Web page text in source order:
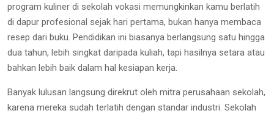
program kuliner di sekolah vokasi memungkinkan kamu berlatih
di dapur profesional sejak hari pertama, bukan hanya membaca
resep dari buku. Pendidikan ini biasanya berlangsung satu hingga
dua tahun, lebih singkat daripada kuliah, tapi hasilnya setara atau
bahkan lebih baik dalam hal kesiapan kerja.
Banyak lulusan langsung direkrut oleh mitra perusahaan sekolah,
karena mereka sudah terlatih dengan standar industri. Sekolah